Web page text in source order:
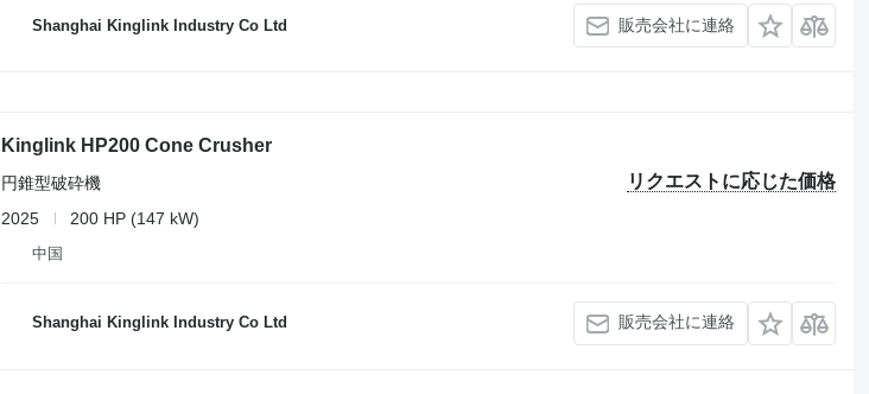
Shanghai Kinglink Industry Co Ltd 販売会社に連絡
Kinglink HP200 Cone Crusher
リクエストに応じた価格
円錐型破砕機
2025
200 HP (147 kW)
中国
Shanghai Kinglink Industry Co Ltd 販売会社に連絡